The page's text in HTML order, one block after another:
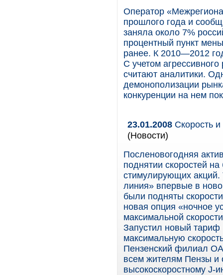
Оператор
прошлого года и
заняла около 7%
процентный пункт
ранее. К 2010—2012
С учетом
считают аналитики.
демонополизации
конкуренции на нем
23.01.2008 Скорость
(Новости)
Посленовогодняя
поднятии скоростей
стимулирующих
линия» впервые в
были подняты
новая опция «ночное
максимальной
Запустил новый
максимальную
Пензенский филиал
всем жителям Пензы и
высокоскоростному J-